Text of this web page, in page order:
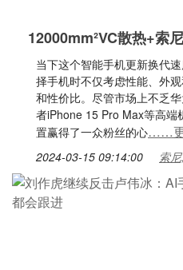
12000mm²VC散热+索
当下这个智能手机更新换代
择手机时不仅考虑性能、外
和性价比。尽管市场上不乏
者iPhone 15 Pro Max等高端
置赢得了一众粉丝的心……
2024-03-15 09:14:00 索